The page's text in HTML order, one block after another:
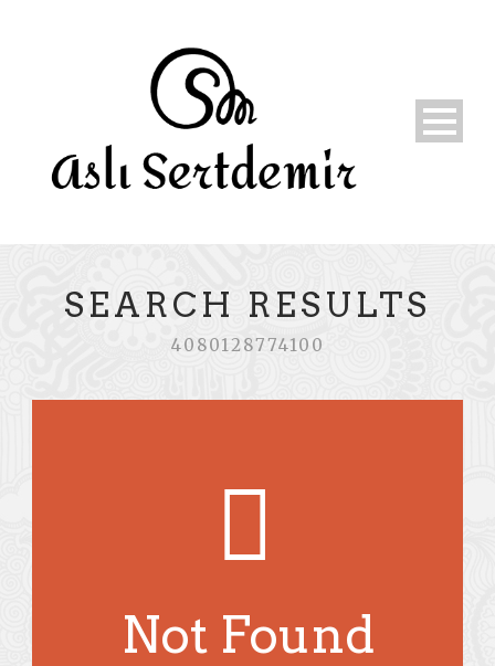
SEARCH RESULTS
4080128774100
Not Found